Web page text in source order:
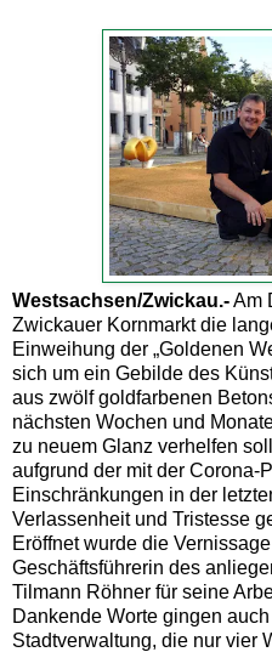
Westsachsen/Zwickau.-Am
Zwickauer Kornmarkt die
Einweihung der „Goldenen
sich um ein Gebilde des
aus zwölf goldfarbenen
nächsten Wochen und
zu neuem Glanz verhelfen
aufgrund der mit der Corona-
Einschränkungen in der
Verlassenheit und Tristesse
Eröffnet wurde die
Geschäftsführerin des
Tilmann Röhner für seine
Dankende Worte gingen
Stadtverwaltung, die nur vier